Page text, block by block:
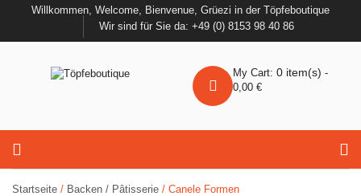
Willkommen, Welcome, Bienvenue, Grüezi in der Töpfeboutique
Wir sind für Sie da: +49 (0) 8153 98 40 86
My Cart: 0 item(s) -
0,00 €
Startseite / Backen / Pâtisserie / Canele Formen